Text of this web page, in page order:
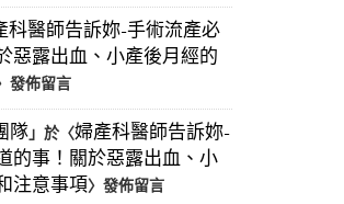
科醫師告訴妳-手術流產必
惡露出血、小產後月經的
發佈留言
隊」於〈婦產科醫師告訴妳-
的事！關於惡露出血、小
注意事項〉發佈留言